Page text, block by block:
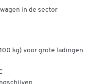
in de sector
kg) voor grote ladingen